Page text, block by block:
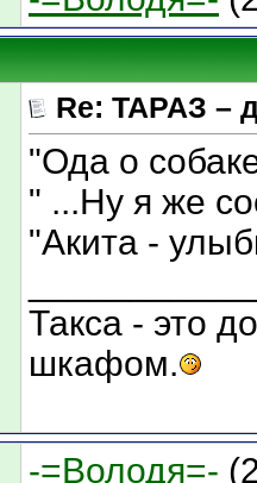
Re: ТАРАЗ –
"Ода o
" ...Ну я же
"Акита -
Такса - это
шкафом.
-=Володя=-